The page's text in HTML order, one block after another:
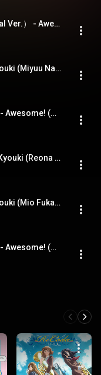
Awesome!（宮内凛、篠原葵 Vocal Ver.） - Awesome! (Rin Miyauchi & Aoi Shinohara Vocal Ver.)
狂気（中川美優 Vocal Ver.） - Kyouki (Miyuu Nakagawa Vocal Ver.)
Awesome!（宮内凛 Vocal Ver.） - Awesome! (Rin Miyauchi Vocal Ver.)
狂気（松下玲緒菜 Vocal Ver.） - Kyouki (Reona Matsushita Vocal Ver.)
狂気（深瀬美桜 Vocal Ver.） - Kyouki (Mio Fukase Vocal Ver.)
Awesome!（篠原葵 Vocal Ver.） - Awesome! (Aoi Shinohara Vocal Ver.)